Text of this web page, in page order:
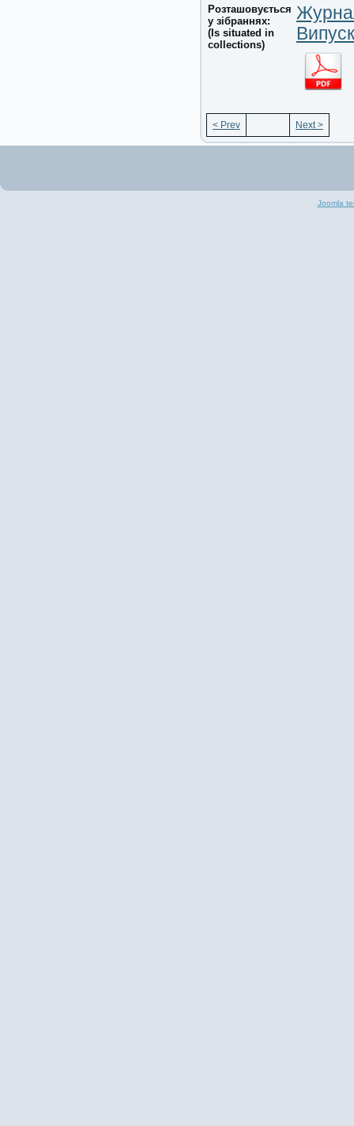
Розташовується
у зібраннях:
(Is situated in
collections)
< Prev Next >
Joomla